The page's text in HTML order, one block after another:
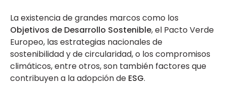
La existencia de grandes marcos como los
Objetivos de Desarrollo Sostenible, el Pacto Verde
Europeo, las estrategias nacionales de
sostenibilidad y de circularidad, o los compromisos
climáticos, entre otros, son también factores que
contribuyen a la adopción de ESG.